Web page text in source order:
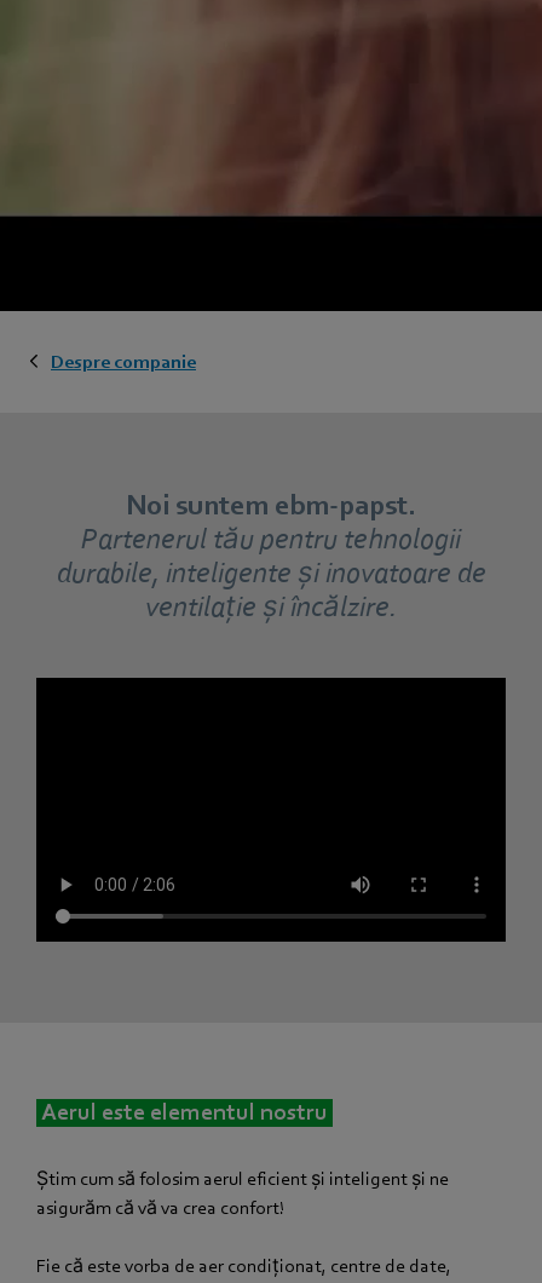
Despre companie
Noi suntem ebm‑papst.
Partenerul tău pentru tehnologii
durabile, inteligente și inovatoare de
ventilație și încălzire.
Aerul este elementul nostru
Știm cum să folosim aerul eficient și inteligent și ne
asigurăm că vă va crea confort!
Fie că este vorba de aer condiționat, centre de date,